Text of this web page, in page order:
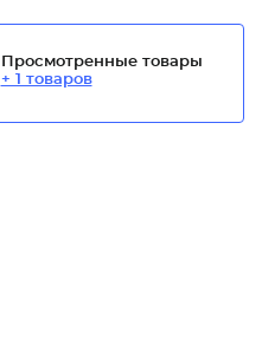
Просмотренные товары
+ 1 товаров